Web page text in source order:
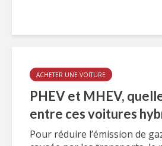
ACHETER UNE VOITURE
PHEV et MHEV,
entre ces voitures
Pour réduire l’émission de